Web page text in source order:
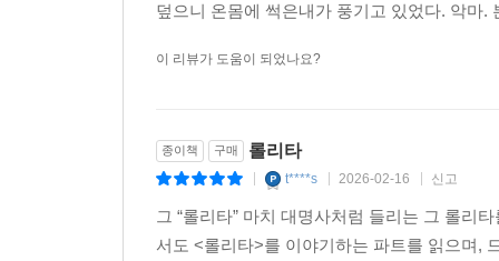
우리를 구원하는 빛나는 작품. 앞뒤 재지 않고 끝
강렬하게 아름답고 열정적이며 걷잡을 수 없이 재
그와 떠나는 지옥행이라면 이유 불문 동행해 마땅
예술과 언어에 대한 소설로, 그것의 완벽함을 보
_리디아 키슬링(PEN American Center)
즉각적인 반응을 이끌어내고 깊은 성찰로 이끄는
덮으니 온몸에 썩은내가 풍기고 있었다. 악마
이 리뷰가 도움이 되었나요?
종이책 구매 롤리타
t****s 2026-02-16 신고
그 “롤리타” 마치 대명사처럼 들리는 그 롤리
서도 <롤리타>를 이야기하는 파트를 읽으며,